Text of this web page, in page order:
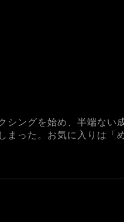
シングを始め、半端な
まった。お気に入りは